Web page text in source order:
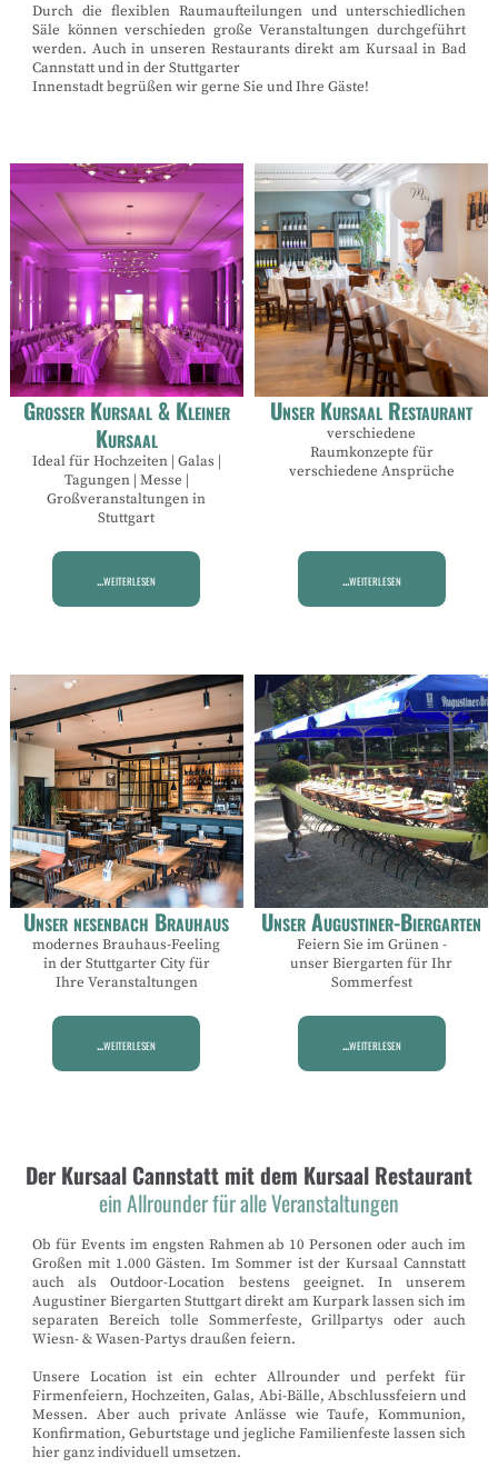
Durch die flexiblen Raumaufteilungen und unterschiedlichen
Säle können verschieden große Veranstaltungen durchgeführt
werden. Auch in unseren Restaurants direkt am Kursaal in Bad
Cannstatt und in der Stuttgarter
Innenstadt begrüßen wir gerne Sie und Ihre Gäste!
Großer Kursaal & Kleiner
Kursaal
Ideal für Hochzeiten | Galas |
Tagungen | Messe |
Großveranstaltungen in
Stuttgart
...weiterlesen
Unser Kursaal Restaurant
verschiedene
Raumkonzepte für
verschiedene Ansprüche
...weiterlesen
Unser nesenbach Brauhaus
modernes Brauhaus-Feeling
in der Stuttgarter City für
Ihre Veranstaltungen
...weiterlesen
Unser Augustiner-Biergarten
Feiern Sie im Grünen -
unser Biergarten für Ihr
Sommerfest
...weiterlesen
Der Kursaal Cannstatt mit dem Kursaal Restaurant
ein Allrounder für alle Veranstaltungen
Ob für Events im engsten Rahmen ab 10 Personen oder auch im
Großen mit 1.000 Gästen. Im Sommer ist der Kursaal Cannstatt
auch als Outdoor-Location bestens geeignet. In unserem
Augustiner Biergarten Stuttgart direkt am Kurpark lassen sich im
separaten Bereich tolle Sommerfeste, Grillpartys oder auch
Wiesn- & Wasen-Partys draußen feiern.
Unsere Location ist ein echter Allrounder und perfekt für
Firmenfeiern, Hochzeiten, Galas, Abi-Bälle, Abschlussfeiern und
Messen. Aber auch private Anlässe wie Taufe, Kommunion,
Konfirmation, Geburtstage und jegliche Familienfeste lassen sich
hier ganz individuell umsetzen.